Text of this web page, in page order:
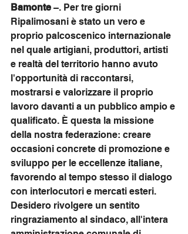
Bamonte –. Per tre giorni
Ripalimosani è stato un vero e
proprio palcoscenico internazionale
nel quale artigiani, produttori, artisti
e realtà del territorio hanno avuto
l'opportunità di raccontarsi,
mostrarsi e valorizzare il proprio
lavoro davanti a un pubblico ampio e
qualificato. È questa la missione
della nostra federazione: creare
occasioni concrete di promozione e
sviluppo per le eccellenze italiane,
favorendo al tempo stesso il dialogo
con interlocutori e mercati esteri.
Desidero rivolgere un sentito
ringraziamento al sindaco, all'intera